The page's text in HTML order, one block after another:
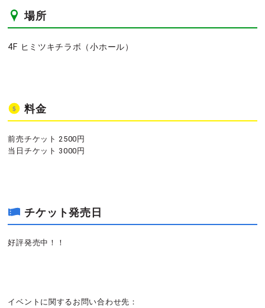
場所
4F ヒミツキチラボ（小ホール）
料金
前売チケット 2500円
当日チケット 3000円
チケット発売日
好評発売中！！
イベントに関するお問い合わせ先：